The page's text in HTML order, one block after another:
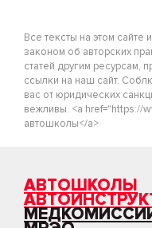
Все тексты на этом
законом об авторских
статей другим ресурсам,
ссылки на наш сайт.
вас от юридических
вежливы. <a href="https://
автошколы</a>
АВТОШКОЛЫ